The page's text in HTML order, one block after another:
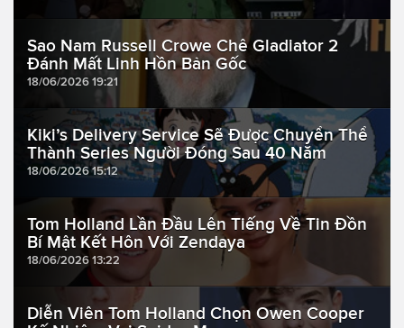
Sao Nam Russell Crowe Chê Gladiator 2
Đánh Mất Linh Hồn Bản Gốc
18/06/2026 19:21
Kiki’s Delivery Service Sẽ Được Chuyển Thể
Thành Series Người Đóng Sau 40 Năm
18/06/2026 15:12
Tom Holland Lần Đầu Lên Tiếng Về Tin Đồn
Bí Mật Kết Hôn Với Zendaya
18/06/2026 13:22
Diễn Viên Tom Holland Chọn Owen Cooper